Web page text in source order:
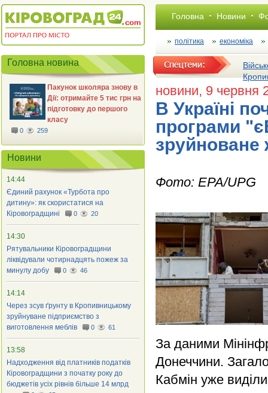
Головна Новини
політика економіка
новини, 9 червня
В Україні
програми
зруйноване
Фото: EPA/UPG
За даними
Донеччини.
Кабмін уже
Головна новина
Пакунок школяра знову в
Дії: отримайте 5 тис грн на
підготовку до першого
класу
0 259
Новини
14:44
Єдиний рахунок «Турбота про
дитину»: як скористатися на
Кіровоградщині
0 20
14:30
Рятувальники Кіровоградщини
ліквідували чотирнадцять пожеж за
минулу добу
0 46
14:14
Через зсув ґрунту в Кропивницькому
зруйнуване підприємство з
виготовлення меблів
0 61
13:58
Надходження від платників податків
Кіровоградщини з початку року до
бюджетів усіх рівнів більше 14 млрд